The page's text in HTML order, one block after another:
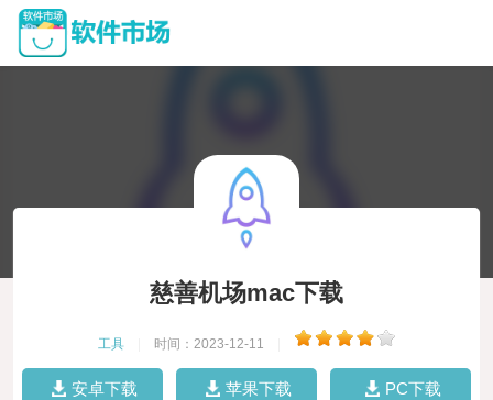
慈善机场mac下载
工具 时间：2023-12-11
安卓下载 苹果下载 PC下载